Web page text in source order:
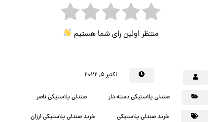
منتظر اولین رای شما هستیم
اکتبر ۵, ۲۰۲۲
صندلی پلاستیکی دسته دار صندلی پلاستیکی ناصر
خرید صندلی پلاستیکی خرید صندلی پلاستیکی ارزان